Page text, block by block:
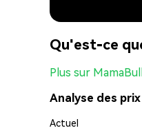
Qu'est-ce
Plus sur
Analyse des prix
Actuel